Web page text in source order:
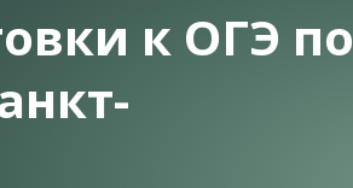
к ОГЭ по